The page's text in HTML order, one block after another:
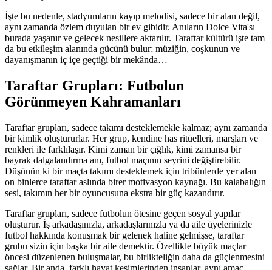
İşte bu nedenle, stadyumların kayıp melodisi, sadece bir alan değil,
aynı zamanda özlem duyulan bir ev gibidir. Anıların Dolce Vita'sı
burada yaşanır ve gelecek nesillere aktarılır. Taraftar kültürü işte tam
da bu etkileşim alanında gücünü bulur; müziğin, coşkunun ve
dayanışmanın iç içe geçtiği bir mekânda…
Taraftar Grupları: Futbolun
Görünmeyen Kahramanları
Taraftar grupları, sadece takımı desteklemekle kalmaz; aynı zamanda
bir kimlik oluştururlar. Her grup, kendine has ritüelleri, marşları ve
renkleri ile farklılaşır. Kimi zaman bir çığlık, kimi zamansa bir
bayrak dalgalandırma anı, futbol maçının seyrini değiştirebilir.
Düşünün ki bir maçta takımı desteklemek için tribünlerde yer alan
on binlerce taraftar aslında birer motivasyon kaynağı. Bu kalabalığın
sesi, takımın her bir oyuncusuna ekstra bir güç kazandırır.
Taraftar grupları, sadece futbolun ötesine geçen sosyal yapılar
oluşturur. İş arkadaşınızla, arkadaşlarınızla ya da aile üyelerinizle
futbol hakkında konuşmak bir gelenek haline gelmişse, taraftar
grubu sizin için başka bir aile demektir. Özellikle büyük maçlar
öncesi düzenlenen buluşmalar, bu birlikteliğin daha da güçlenmesini
sağlar. Bir anda, farklı hayat kesimlerinden insanlar, aynı amaç